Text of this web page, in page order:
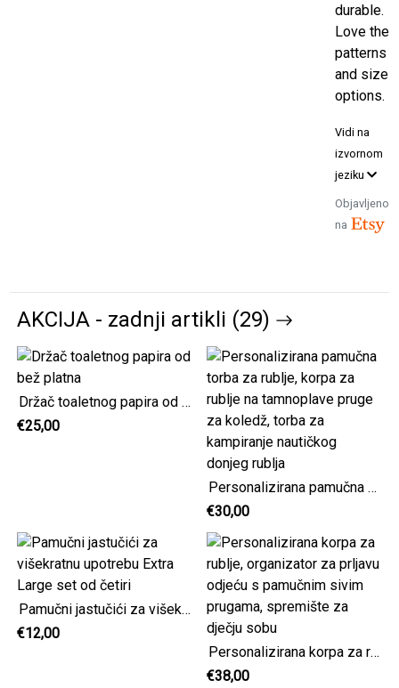
durable.
Love the
patterns
and size
options.
Vidi na
izvornom
jeziku
Objavljeno
na
AKCIJA - zadnji artikli (29)
Držač toaletnog papira od bež platna
€25,00
Personalizirana pamučna torba za rublje, korpa za rublje na tamnoplave pruge za koledž, torba za kampiranje nautičkog donjeg rublja
€30,00
Pamučni jastučići za višekratnu upotrebu Extra Large set od četiri
€12,00
Personalizirana korpa za rublje, organizator za prljavu odjeću s pamučnim sivim prugama, spremište za dječju sobu
€38,00